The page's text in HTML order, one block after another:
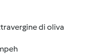
di oliva